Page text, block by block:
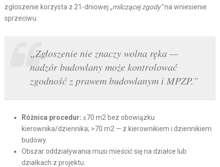
zgłoszenie korzysta z 21-dniowej „milczącej zgody”na wniesienie
sprzeciwu.
„Zgłoszenie nie znaczy wolna ręka —
nadzór budowlany może kontrolować
zgodność z prawem budowlanym i MPZP.”
Różnica procedur: ≤70 m2 bez obowiązku
kierownika/dziennika; >70 m2 — z kierownikiem i dziennikiem
budowy.
Obszar oddziaływania musi mieścić się na działce lub
działkach z projektu.